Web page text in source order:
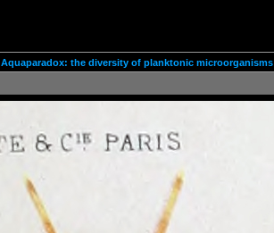
Aquaparadox: the diversity of planktonic microorganisms